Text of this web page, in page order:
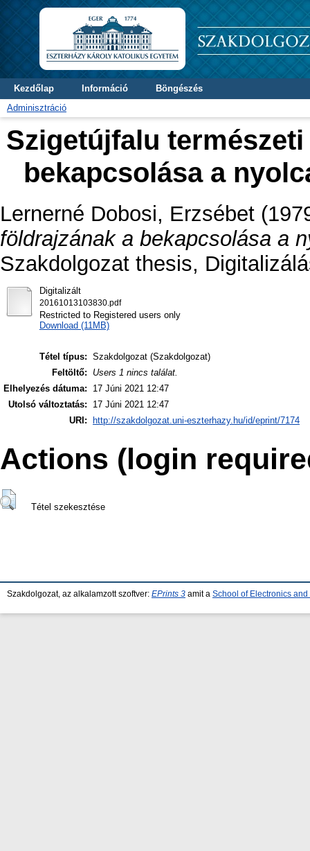
Kezdőlap Információ
Böngészés
Adminisztráció
Szigetújfalu
bekapcsolása a
Lernerné Dobosi, Erzsébet
földrajzának a bekapcsolása a
Szakdolgozat thesis,
Digitalizált
20161013103830.pdf
Restricted to Registered users only
Download (11MB)
Tétel típus: Szakdolgozat (Szakdolgozat)
Feltöltő:
Users 1 nincs találat.
Elhelyezés dátuma:
17 Júni 2021 12:47
Utolsó változtatás:
17 Júni 2021 12:47
URI:
http://szakdolgozat.uni-eszterhazy.hu/id/eprint/7174
Actions (login
Tétel szekesztése
Szakdolgozat, az alkalamzott szoftver: EPrints 3 amit a School of Electronics